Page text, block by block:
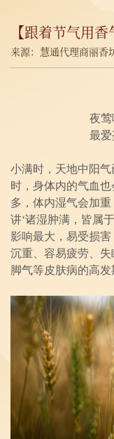
【跟着节气用香
来源：慧通代理商丽香
夜莺
最爱
小满时，天地中阳
时，身体内的气血
多，体内湿气会加重
讲‘诸湿肿满，皆属
影响最大，易受损
沉重、容易疲劳、失
脚气等皮肤病的高发